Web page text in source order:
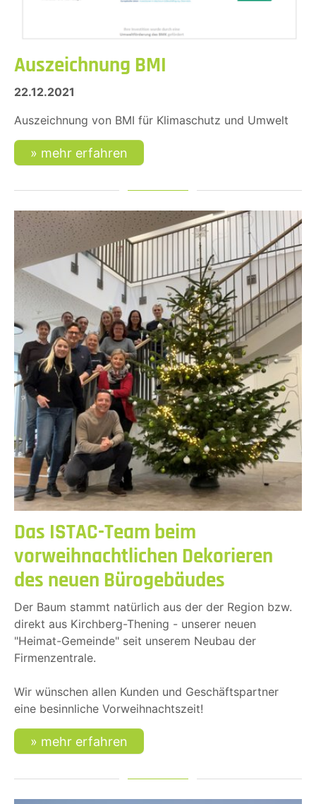
Auszeichnung BMI
22.12.2021
Auszeichnung von BMI für Klimaschutz und Umwelt
mehr erfahren
Das ISTAC-Team beim
vorweihnachtlichen Dekorieren
des neuen Bürogebäudes
Der Baum stammt natürlich aus der der Region bzw.
direkt aus Kirchberg-Thening - unserer neuen
"Heimat-Gemeinde" seit unserem Neubau der
Firmenzentrale.
Wir wünschen allen Kunden und Geschäftspartner
eine besinnliche Vorweihnachtszeit!
mehr erfahren